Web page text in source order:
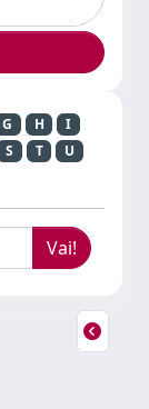
G H
I
S T
U